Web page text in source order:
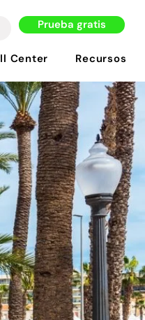
Prueba gratis
Center Recursos